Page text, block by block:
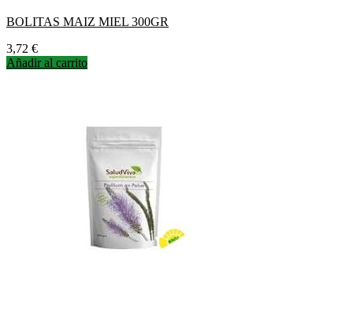
BOLITAS MAIZ MIEL 300GR
Precio
3,72 €
Añadir al carrito